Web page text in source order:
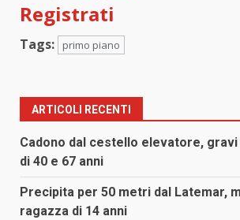
Registrati
Tags: primo piano
ARTICOLI RECENTI
Cadono dal cestello elevatore,
di 40 e 67 anni
Precipita per 50 metri dal Latemar,
ragazza di 14 anni